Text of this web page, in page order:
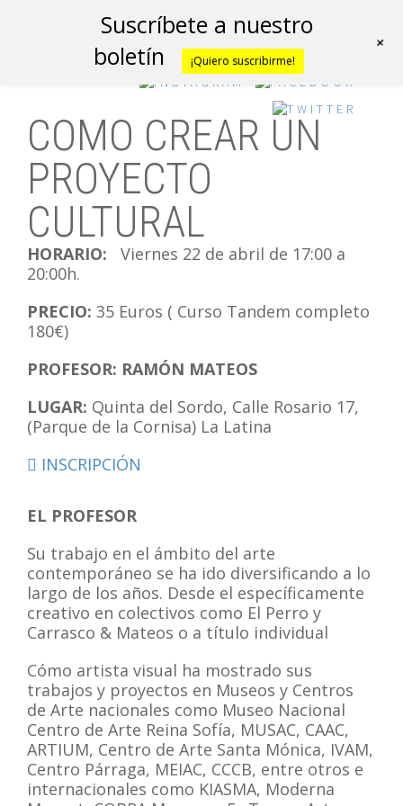
COMO CREAR UN
PROYECTO
CULTURAL
HORARIO: Viernes 22 de abril de 17:00 a
20:00h.
PRECIO: 35 Euros ( Curso Tandem completo
180€)
PROFESOR: RAMÓN MATEOS
LUGAR: Quinta del Sordo, Calle Rosario 17,
(Parque de la Cornisa) La Latina
INSCRIPCIÓN
EL PROFESOR
Su trabajo en el ámbito del arte
contemporáneo se ha ido diversificando a lo
largo de los años. Desde el específicamente
creativo en colectivos como El Perro y
Carrasco & Mateos o a título individual
Cómo artista visual ha mostrado sus
trabajos y proyectos en Museos y Centros
de Arte nacionales como Museo Nacional
Centro de Arte Reina Sofía, MUSAC, CAAC,
ARTIUM, Centro de Arte Santa Mónica, IVAM,
Centro Párraga, MEIAC, CCCB, entre otros e
internacionales como KIASMA, Moderna
Suscríbete a nuestro
boletín
¡Quiero suscribirme!
+